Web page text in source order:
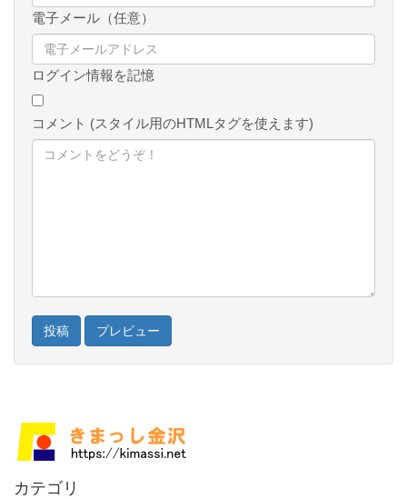
電子メール（任意）
ログイン情報を記憶
コメント (スタイル用のHTMLタグを使えます)
カテゴリ